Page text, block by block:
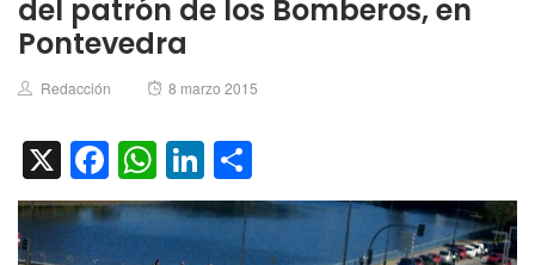
del patrón de los Bomberos, en
Pontevedra
Author
Redacción
Posted
8 marzo 2015
X Facebook
WhatsApp
LinkedIn